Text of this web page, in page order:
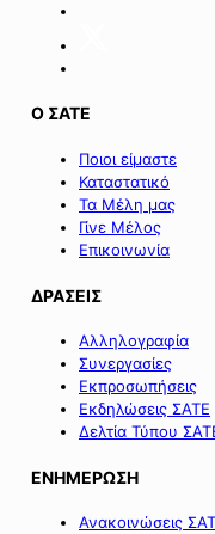
άρθρου
του
ν.
5297/2026».
Ο ΣΑΤΕ
Ποιοι είμαστε
Καταστατικό
Τα Μέλη μας
Γίνε Μέλος
Επικοινωνία
ΔΡΑΣΕΙΣ
Αλληλογραφία
Συνεργασίες
Εκπροσωπήσεις
Εκδηλώσεις ΣΑΤΕ
Δελτία Τύπου
ΕΝΗΜΕΡΩΣΗ
Ανακοινώσεις